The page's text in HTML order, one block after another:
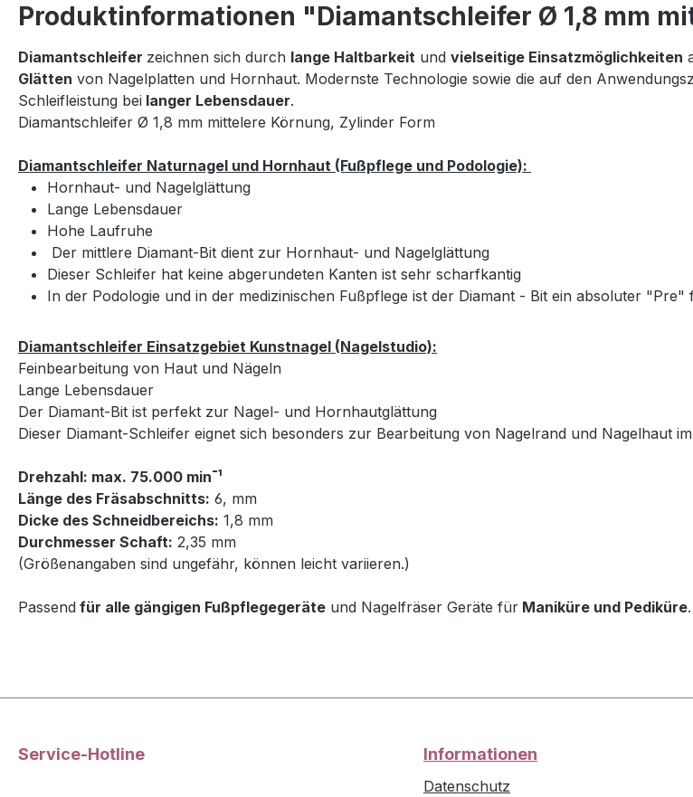
Produktinformationen "Diamantschleifer Ø 1,8 mm
Diamantschleifer zeichnen sich durch lange Haltbarkeit und vielseitige Einsatzmöglichkeiten
Glätten von Nagelplatten und Hornhaut. Modernste Technologie sowie die auf den
Schleifleistung bei langer Lebensdauer.
Diamantschleifer Ø 1,8 mm mittelere Körnung, Zylinder Form
Diamantschleifer Naturnagel und Hornhaut (Fußpflege und Podologie):
Hornhaut- und Nagelglättung
Lange Lebensdauer
Hohe Laufruhe
Der mittlere Diamant-Bit dient zur Hornhaut- und Nagelglättung
Dieser Schleifer hat keine abgerundeten Kanten ist sehr scharfkantig
In der Podologie und in der medizinischen Fußpflege ist der Diamant - Bit ein absoluter
Diamantschleifer Einsatzgebiet Kunstnagel (Nagelstudio):
Feinbearbeitung von Haut und Nägeln
Lange Lebensdauer
Der Diamant-Bit ist perfekt zur Nagel- und Hornhautglättung
Dieser Diamant-Schleifer eignet sich besonders zur Bearbeitung von Nagelrand und Nagelhaut
Drehzahl: max. 75.000 min¯¹
Länge des Fräsabschnitts: 6, mm
Dicke des Schneidbereichs: 1,8 mm
Durchmesser Schaft: 2,35 mm
(Größenangaben sind ungefähr, können leicht variieren.)
Passend für alle gängigen Fußpflegegeräte und Nagelfräser Geräte für Maniküre und Pediküre
Service-Hotline Informationen
Datenschutz